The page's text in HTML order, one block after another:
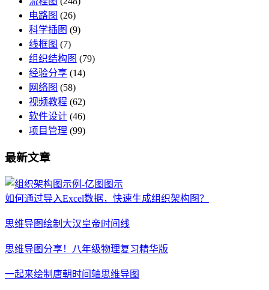
电路图 (26)
科学插图 (9)
线框图 (7)
组织结构图 (79)
经验分享 (14)
网络图 (58)
视频教程 (62)
软件设计 (46)
项目管理 (99)
最新文章
如何通过导入Excel数据，快速生成组织架构图？
思维导图绘制大汉皇帝时间线
思维导图分享！八年级物理复习精华版
一起来绘制唐朝时间轴思维导图